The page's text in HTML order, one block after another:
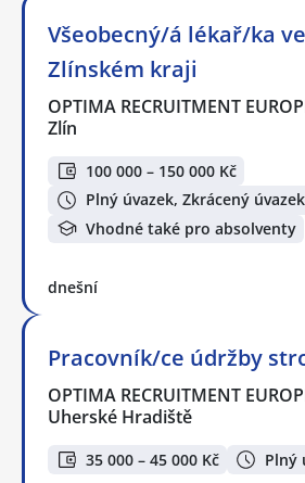
Všeobecný/á lékař/ka ve
Zlínském kraji
OPTIMA RECRUITMENT
Zlín
100 000 – 150 000 Kč
Plný úvazek, Zkrácený úvazek
Vhodné také pro absolventy
dnešní
Pracovník/ce údržby
OPTIMA RECRUITMENT
Uherské Hradiště
35 000 – 45 000 Kč Plný